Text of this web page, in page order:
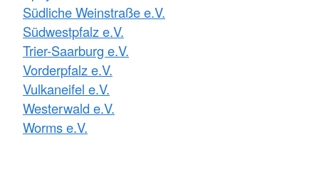
Südliche Weinstraße e.V.
Südwestpfalz e.V.
Trier-Saarburg e.V.
Vorderpfalz e.V.
Vulkaneifel e.V.
Westerwald e.V.
Worms e.V.